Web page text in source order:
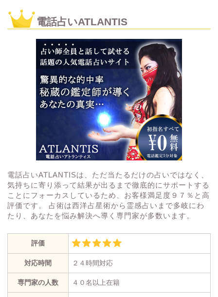
電話占いATLANTIS
電話占いATLANTISは、ただ当たるだけの占いではなく、
気持ちに寄り添って結果が出るまで徹底的にサポートする
ことにフォーカスしているため、お客様満足度９７％と高
評価です。 占術は西洋占星術から霊感占いまで多岐にわ
たり、あなたを悩み解決へ導く専門家が多数います。
評価
対応時間 ２４時間対応
専門家の人数 ４０名以上在籍